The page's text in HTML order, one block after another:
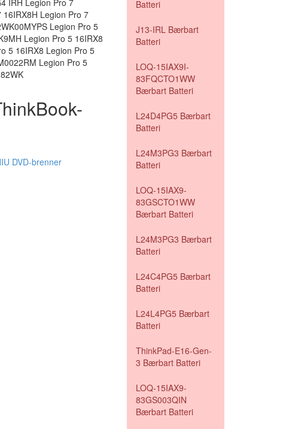
IRH Legion Pro 7
Legion Pro 7
Legion Pro 5
Legion Pro 5 16IRX8
5 16IRX8 Legion Pro 5
Legion Pro 5
DVD-brenner
Batteri
J13-IRL Bærbart
Batteri
LOQ-15IAX9I-
83FQCTO1WW
Bærbart Batteri
L24D4PG5 Bærbart
Batteri
L24M3PG3 Bærbart
Batteri
LOQ-15IAX9-
83GSCTO1WW
Bærbart Batteri
L24M3PG3 Bærbart
Batteri
L24C4PG5 Bærbart
Batteri
L24L4PG5 Bærbart
Batteri
ThinkPad-E16-Gen-
3 Bærbart Batteri
LOQ-15IAX9-
83GS003QIN
Bærbart Batteri